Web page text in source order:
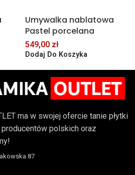
Umywalka nablatowa
Pastel porcelana
549,00 zł
Dodaj Do Koszyka
ma w swojej ofercie tanie płytki
polskich oraz
87